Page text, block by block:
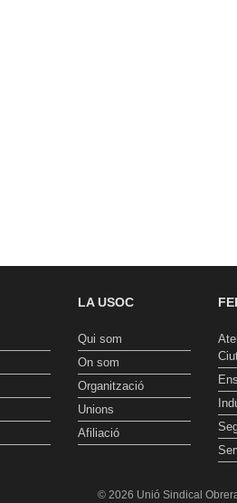
LA USOC
Qui som
On som
Organització
Unions
Afiliació
© 2026 Unió Sindical